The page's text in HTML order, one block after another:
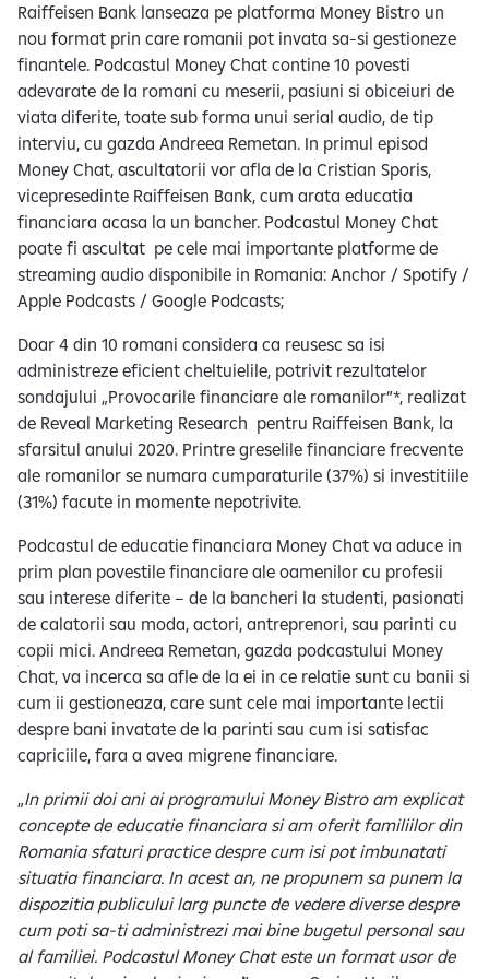
Raiffeisen Bank lanseaza pe platforma Money Bistro un
nou format prin care romanii pot invata sa-si gestioneze
finantele. Podcastul Money Chat contine 10 povesti
adevarate de la romani cu meserii, pasiuni si obiceiuri de
viata diferite, toate sub forma unui serial audio, de tip
interviu, cu gazda Andreea Remetan. In primul episod
Money Chat, ascultatorii vor afla de la Cristian Sporis,
vicepresedinte Raiffeisen Bank, cum arata educatia
financiara acasa la un bancher. Podcastul Money Chat
poate fi ascultat pe cele mai importante platforme de
streaming audio disponibile in Romania: Anchor / Spotify /
Apple Podcasts / Google Podcasts;
Doar 4 din 10 romani considera ca reusesc sa isi
administreze eficient cheltuielile, potrivit rezultatelor
sondajului „Provocarile financiare ale romanilor”*, realizat
de Reveal Marketing Research pentru Raiffeisen Bank, la
sfarsitul anului 2020. Printre greselile financiare frecvente
ale romanilor se numara cumparaturile (37%) si investitiile
(31%) facute in momente nepotrivite.
Podcastul de educatie financiara Money Chat va aduce in
prim plan povestile financiare ale oamenilor cu profesii
sau interese diferite – de la bancheri la studenti, pasionati
de calatorii sau moda, actori, antreprenori, sau parinti cu
copii mici. Andreea Remetan, gazda podcastului Money
Chat, va incerca sa afle de la ei in ce relatie sunt cu banii si
cum ii gestioneaza, care sunt cele mai importante lectii
despre bani invatate de la parinti sau cum isi satisfac
capriciile, fara a avea migrene financiare.
„In primii doi ani ai programului Money Bistro am explicat
concepte de educatie financiara si am oferit familiilor din
Romania sfaturi practice despre cum isi pot imbunatati
situatia financiara. In acest an, ne propunem sa punem la
dispozitia publicului larg puncte de vedere diverse despre
cum poti sa-ti administrezi mai bine bugetul personal sau
al familiei. Podcastul Money Chat este un format usor de